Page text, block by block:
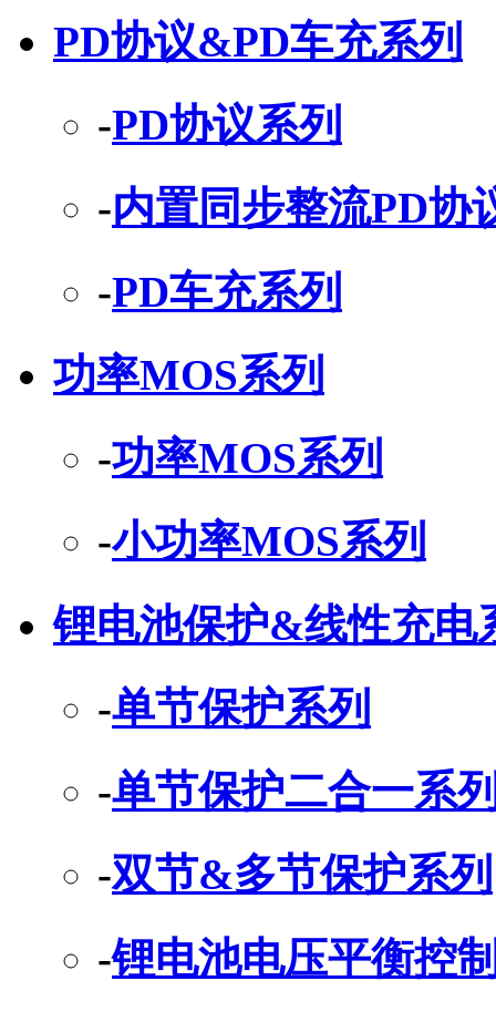
PD协议&PD车充系列
-PD协议系列
-内置同步整流PD协
-PD车充系列
功率MOS系列
-功率MOS系列
-小功率MOS系列
锂电池保护&线性充电
-单节保护系列
-单节保护二合一系
-双节&多节保护系列
-锂电池电压平衡控